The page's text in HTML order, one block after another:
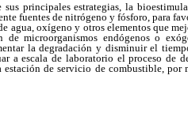
principales estrategias, la
fuentes de nitrógeno y fósforo, para
agua, oxígeno y otros elementos que
microorganismos endógenos o
la degradación y disminuir el
a escala de laboratorio el proceso de
estación de servicio de combustible,